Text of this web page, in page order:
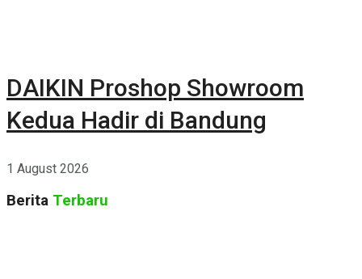
DAIKIN Proshop Showroom
Kedua Hadir di Bandung
1 August 2026
Berita Terbaru